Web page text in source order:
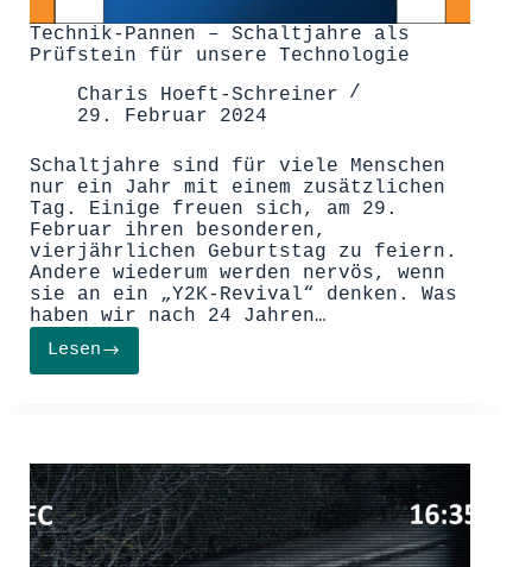
Technik-Pannen – Schaltjahre als
Prüfstein für unsere Technologie
Charis Hoeft-Schreiner
29. Februar 2024
Schaltjahre sind für viele Menschen
nur ein Jahr mit einem zusätzlichen
Tag. Einige freuen sich, am 29.
Februar ihren besonderen,
vierjährlichen Geburtstag zu feiern.
Andere wiederum werden nervös, wenn
sie an ein „Y2K-Revival“ denken. Was
haben wir nach 24 Jahren…
LesenTechnik-
Pannen
Prüfstein
für
unsere
Technologie